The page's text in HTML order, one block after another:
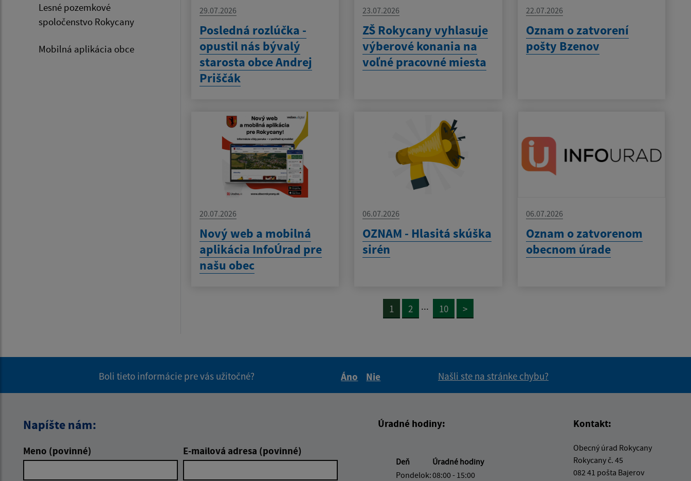
Lesné pozemkové
spoločenstvo Rokycany
Mobilná aplikácia obce
29.07.2026
Posledná rozlúčka -
opustil nás bývalý
starosta obce Andrej
Priščák
23.07.2026
ZŠ Rokycany vyhlasuje
výberové konania na
voľné pracovné miesta
22.07.2026
Oznam o zatvorení
pošty Bzenov
20.07.2026
Nový web a mobilná
aplikácia InfoÚrad pre
našu obec
06.07.2026
OZNAM - Hlasitá skúška
sirén
06.07.2026
Oznam o zatvorenom
obecnom úrade
1 2 ... 10 >
Boli tieto informácie pre vás užitočné?
Áno
Nie
Našli ste na stránke chybu?
Napíšte nám:
Meno (povinné) E-mailová adresa (povinné)
Úradné hodiny:
Deň
Úradné hodiny
Pondelok:08:00 - 15:00
Kontakt:
Obecný úrad Rokycany
Rokycany č. 45
082 41 pošta Bajerov